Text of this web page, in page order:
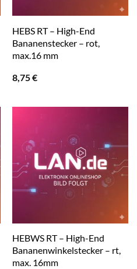
HEBS RT – High-End
Bananenstecker – rot,
max.16 mm
8,75€
HEBWS RT – High-End
Bananenwinkelstecker – rt,
max. 16mm